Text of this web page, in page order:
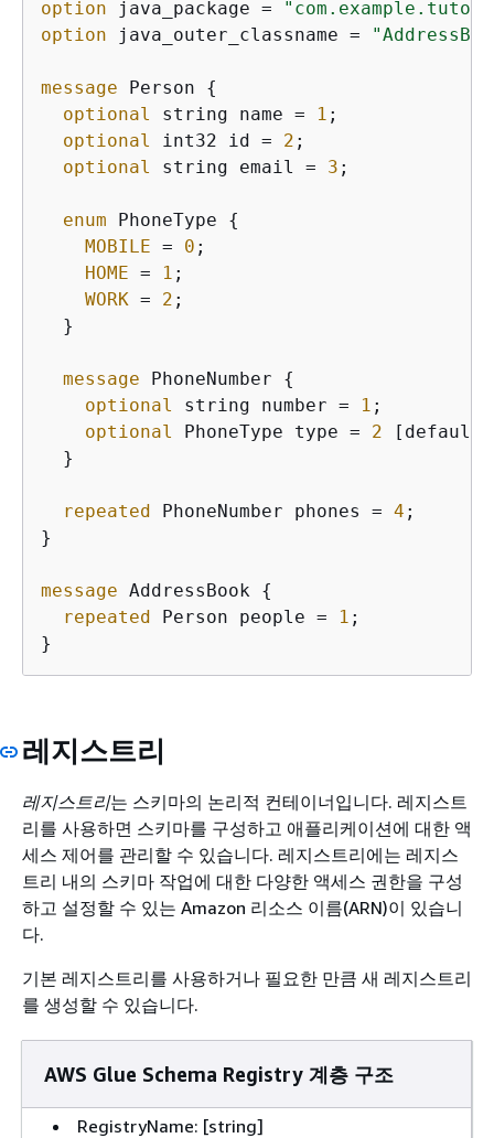
option java_package =
option java_outer_classname =
message Person {
optional
string name = 1 ;
optional
int32 id = 2 ;
optional
string email = 3 ;
enum PhoneType {
MOBILE = 0 ;
HOME = 1 ;
WORK = 2 ;
  }
message PhoneNumber {
optional
string number = 1 ;
optional
PhoneType type = 2 [default
  }
repeated PhoneNumber phones = 4 ;
}
message AddressBook {
repeated Person people = 1 ;
}
레지스트리
레지스트리는 스키마의 논리적 컨테이너입니다. 레지스트
리를 사용하면 스키마를 구성하고 애플리케이션에 대한 액
세스 제어를 관리할 수 있습니다. 레지스트리에는 레지스
트리 내의 스키마 작업에 대한 다양한 액세스 권한을 구성
하고 설정할 수 있는 Amazon 리소스 이름(ARN)이 있습니
다.
기본 레지스트리를 사용하거나 필요한 만큼 새 레지스트리
를 생성할 수 있습니다.
AWS Glue Schema Registry 계층 구조
RegistryName: [string]